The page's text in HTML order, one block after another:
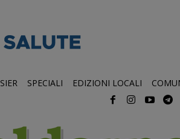
SPECIALI EDIZIONI LOCALI